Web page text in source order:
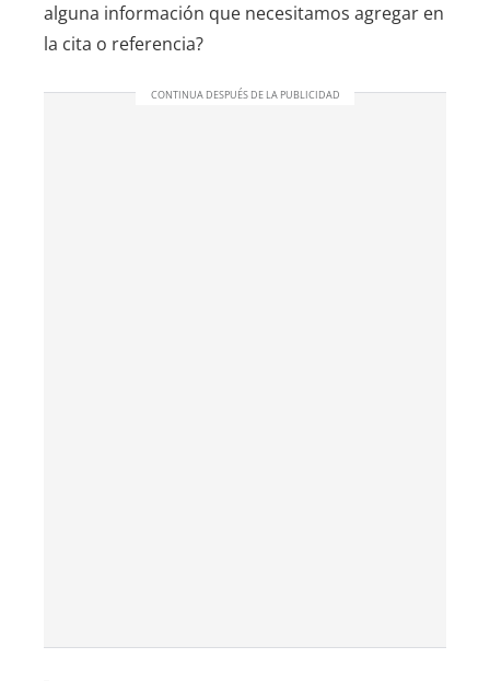
alguna información que necesitamos agregar en
la cita o referencia?